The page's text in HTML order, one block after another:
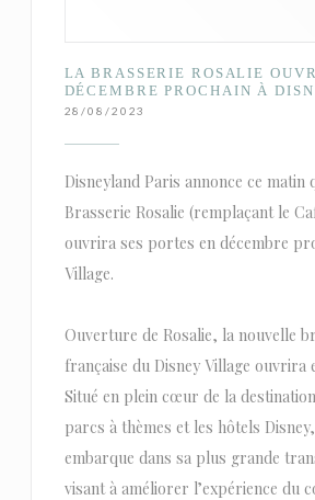
LA BRASSERIE ROSALIE
DÉCEMBRE PROCHAIN À
28/08/2023
Disneyland Paris annonce ce matin
Brasserie Rosalie (remplaçant le
ouvrira ses portes en décembre
Village.
Ouverture de Rosalie, la nouvelle
française du Disney Village ouvrira
Situé en plein cœur de la
parcs à thèmes et les hôtels
embarque dans sa plus grande
visant à améliorer l’expérience du